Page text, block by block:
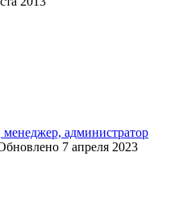
администратор
7 апреля 2023